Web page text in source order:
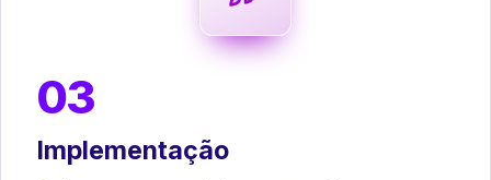
03
Implementação